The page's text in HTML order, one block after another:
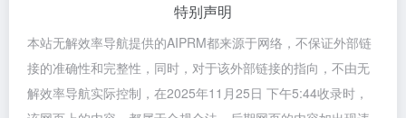
特别声明
本站无解效率导航提供的AIPRM都来源于网络，不保证外部链
接的准确性和完整性，同时，对于该外部链接的指向，不由无
解效率导航实际控制，在2025年11月25日 下午5:44收录时，